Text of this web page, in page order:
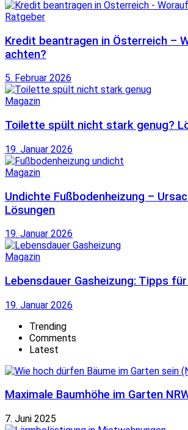
Ratgeber
Kredit beantragen in Österreich –
achten?
5. Februar 2026
Magazin
Toilette spült nicht stark genug?
19. Januar 2026
Magazin
Undichte Fußbodenheizung –
Lösungen
19. Januar 2026
Magazin
Lebensdauer Gasheizung: Tipps
19. Januar 2026
Trending
Comments
Latest
Maximale Baumhöhe im Garten
7. Juni 2025